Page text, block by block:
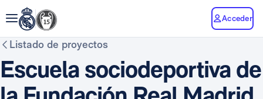
Acceder
Listado de proyectos
Escuela sociodeportiva de